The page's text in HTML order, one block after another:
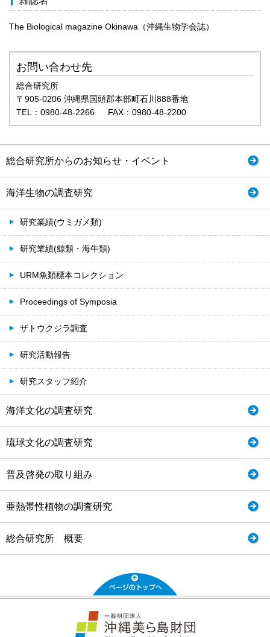
The Biological magazine Okinawa（沖縄生物学会誌）
お問い合わせ先
総合研究所
〒905-0206 沖縄県国頭郡本部町石川888番地
TEL：0980-48-2266 FAX：0980-48-2200
総合研究所からのお知らせ・イベント
海洋生物の調査研究
研究業績(ウミガメ類)
研究業績(鯨類・海牛類)
URM魚類標本コレクション
Proceedings of Symposia
ザトウクジラ調査
研究活動報告
研究スタッフ紹介
海洋文化の調査研究
琉球文化の調査研究
普及啓発の取り組み
亜熱帯性植物の調査研究
総合研究所 概要